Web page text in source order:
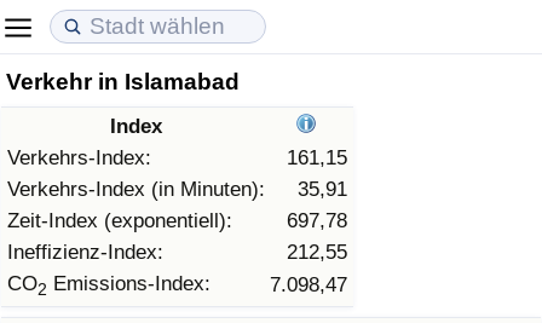
Verkehr in Islamabad
Index
Verkehrs-Index:
161,15
Verkehrs-Index (in Minuten):
35,91
Zeit-Index (exponentiell):
697,78
Ineffizienz-Index:
212,55
CO2 Emissions-Index: 7.098,47
Lebenshaltungskosten
Lebenshaltungskosten-Index (aktuell)
Lebenshaltungskosten-Index
Lebenshaltungskosten-Index nach Land
Immobilienpreise
Immobilienpreis-Index (aktuell)
Immobilienpreis-Index
Immobilienpreis-Index nach Land
Lebensqualität
Lebensqualität-Index
Lebensqualität-Index (aktuell)
Lebensqualitätsindex nach Land